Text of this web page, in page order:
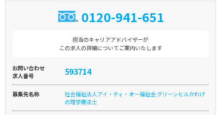
0120-941-651
担当のキャリアアドバイザーが
この求人の詳細についてご案内いたします
お問い合わせ
求人番号
593714
募集先名称
社会福祉法人アイ・ティ・オー福祉会 グリーンヒルかわげ
の理学療法士